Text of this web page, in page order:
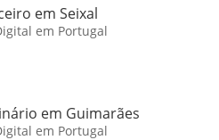
em Seixal
em Portugal
em Guimarães
em Portugal